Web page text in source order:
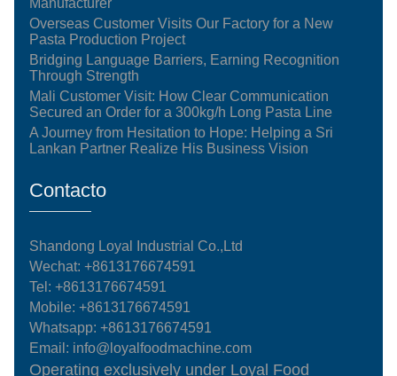
Overseas Customer Visits Our Factory for a New
Pasta Production Project
Bridging Language Barriers, Earning Recognition
Through Strength
Mali Customer Visit: How Clear Communication
Secured an Order for a 300kg/h Long Pasta Line
A Journey from Hesitation to Hope: Helping a Sri
Lankan Partner Realize His Business Vision
Contacto
Shandong Loyal Industrial Co.,Ltd
Wechat: +8613176674591
Tel:+8613176674591
Mobile:+8613176674591
Whatsapp:+8613176674591
Email: info@loyalfoodmachine.com
Operating exclusively under Loyal Food